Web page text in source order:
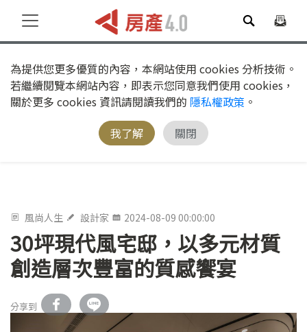
為提供您更多優質的內容，本網站使用 cookies 分析技術。
若繼續閱覽本網站內容，即表示您同意我們使用 cookies，
關於更多 cookies 資訊請閱讀我們的 隱私權政策 。
我了解
關閉
風尚人生 設計家 2024-08-09 00:00:00
30坪現代風宅邸，以多元材質
創造層次豐富的質感饗宴
分享到